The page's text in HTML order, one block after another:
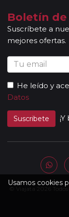
Usamos cookies
paseos
deben
persona en
existen
guías
por tanto
determinado.
Al
enviemos la
definitivos,
completo
guías le
Boletín
Suscríbete a
mejores ofertas.
He leído y
Datos
Suscribete
© Viajata 2026